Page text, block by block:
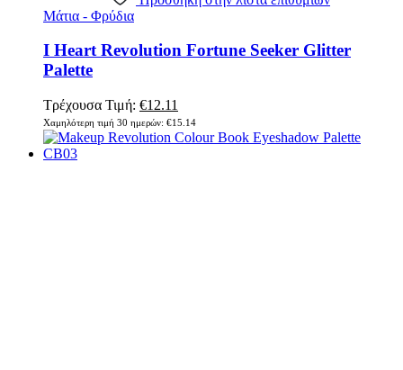
Μάτια - Φρύδια
I Heart Revolution Fortune Seeker Glitter
Palette
Τρέχουσα Τιμή: Original
price
was:
€12.11
τρέχουσα
τιμή
Χαμηλότερη τιμή 30 ημερών: €15.14